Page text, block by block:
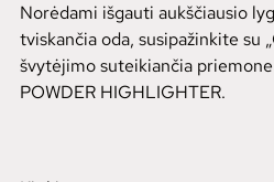
Norėdami išgauti aukščiausio
tviskančia oda, susipažinkite su
švytėjimo suteikiančia
POWDER HIGHLIGHTER.